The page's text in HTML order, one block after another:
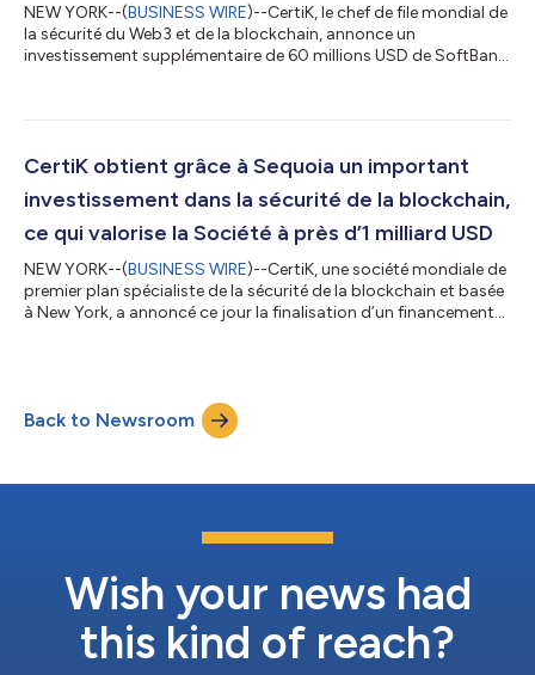
NEW YORK--(BUSINESS WIRE)--CertiK, le chef de file mondial de
la sécurité du Web3 et de la blockchain, annonce un
investissement supplémentaire de 60 millions USD de SoftBank
Web3. Le cycle de série B3 de 88 millions USD avec une
mois dernier et dirigé par Insight Partners. Ce financement
complémentaire porte le...
CertiK obtient grâce à Sequoia un important
investissement dans la sécurité de la blockchain,
ce qui valorise la Société à près d’1 milliard USD
NEW YORK--(BUSINESS WIRE)--CertiK, une société mondiale de
premier plan spécialiste de la sécurité de la blockchain et basée
à New York, a annoncé ce jour la finalisation d’un financement
Ventures (la branche capital-risque de Hillhouse Capital). Cela
représente non seulement la plus grande levée de fonds du
Back to Newsroom
Wish your news had
this kind of reach?